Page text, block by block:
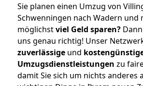
Sie planen einen Umzug von
Schwenningen nach Wadern und
möglichstviel Geld sparen?
uns genau richtig! Unser
zuverlässige und
Umzugsdienstleistungen zu
damit Sie sich um nichts anderes